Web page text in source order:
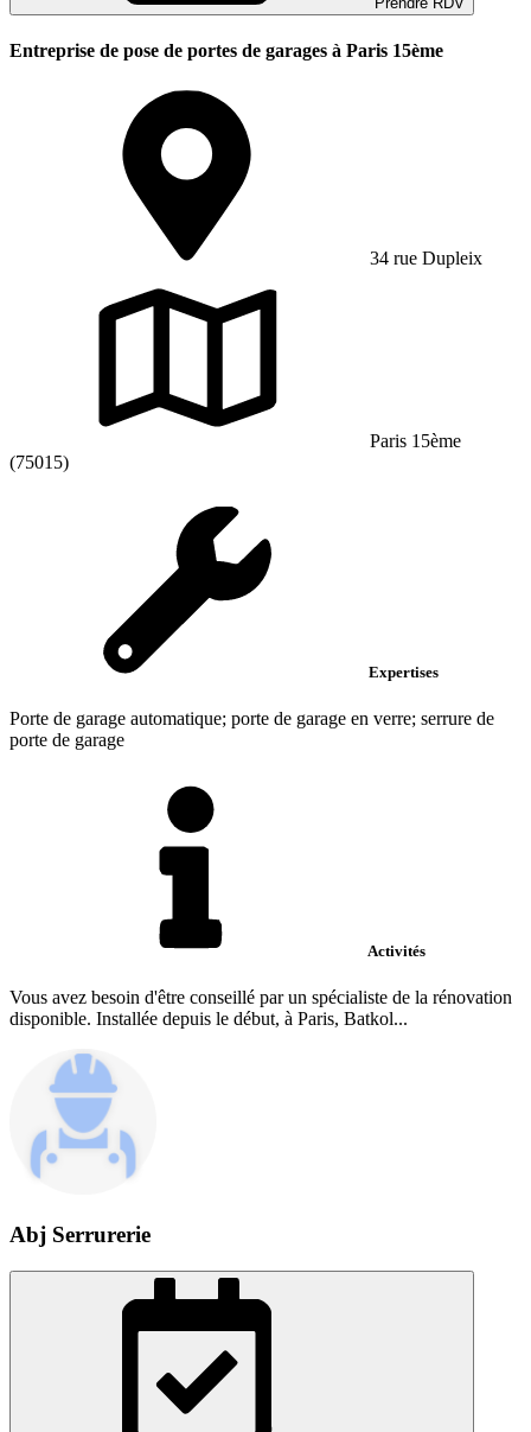
Entreprise de pose de portes de garages à Paris 15ème
34 rue Dupleix
Paris 15ème
(75015)
Expertises
Porte de garage automatique; porte de garage en verre; serrure de
porte de garage
Activités
Vous avez besoin d'être conseillé par un spécialiste de la rénovation
disponible. Installée depuis le début, à Paris, Batkol...
Abj Serrurerie